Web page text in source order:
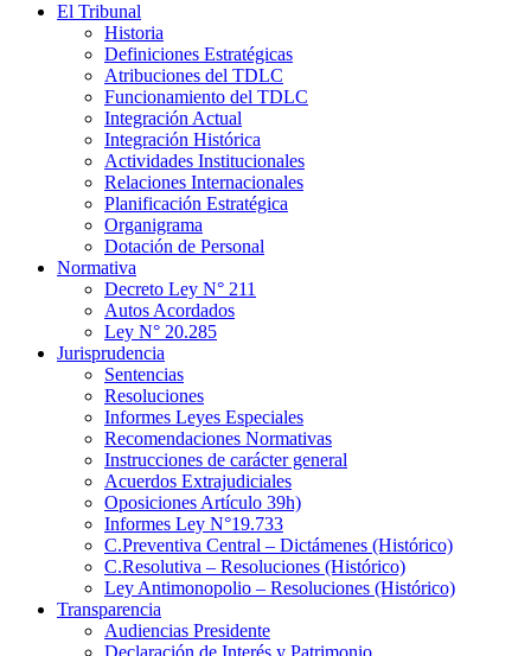
El Tribunal
Historia
Definiciones Estratégicas
Atribuciones del TDLC
Funcionamiento del TDLC
Integración Actual
Integración Histórica
Actividades Institucionales
Relaciones Internacionales
Planificación Estratégica
Organigrama
Dotación de Personal
Normativa
Decreto Ley N° 211
Autos Acordados
Ley N° 20.285
Jurisprudencia
Sentencias
Resoluciones
Informes Leyes Especiales
Recomendaciones Normativas
Instrucciones de carácter general
Acuerdos Extrajudiciales
Oposiciones Artículo 39h)
Informes Ley N°19.733
C.Preventiva Central – Dictámenes (Histórico)
C.Resolutiva – Resoluciones (Histórico)
Ley Antimonopolio – Resoluciones (Histórico)
Transparencia
Audiencias Presidente
Declaración de Interés y Patrimonio